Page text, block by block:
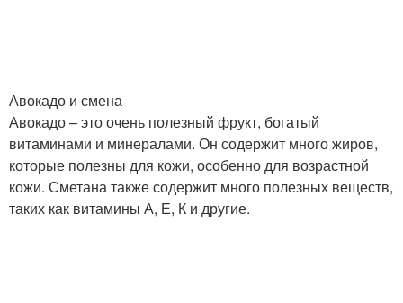
Авокадо и смена
Авокадо – это очень полезный фрукт, богатый
витаминами и минералами. Он содержит много жиров,
которые полезны для кожи, особенно для возрастной
кожи. Сметана также содержит много полезных веществ,
таких как витамины А, Е, К и другие.